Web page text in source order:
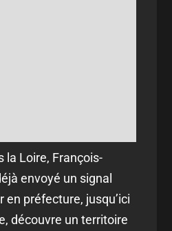
la Loire, François-
envoyé un signal
en préfecture, jusqu’ici
découvre un territoire